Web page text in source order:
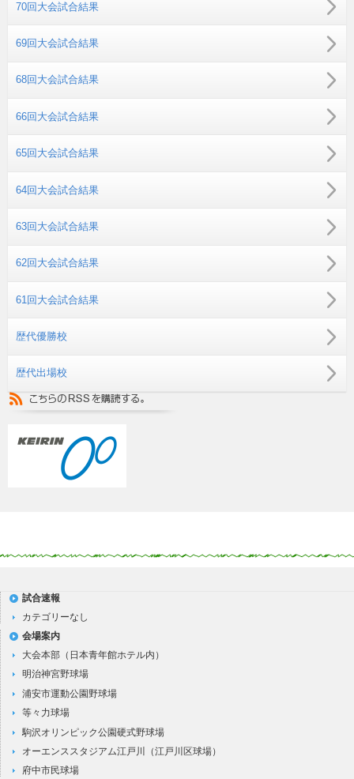
70回大会試合結果
69回大会試合結果
68回大会試合結果
66回大会試合結果
65回大会試合結果
64回大会試合結果
63回大会試合結果
62回大会試合結果
61回大会試合結果
歴代優勝校
歴代出場校
試合速報
カテゴリーなし
会場案内
大会本部（日本青年館ホテル内）
明治神宮野球場
浦安市運動公園野球場
等々力球場
駒沢オリンピック公園硬式野球場
オーエンススタジアム江戸川（江戸川区球場）
府中市民球場